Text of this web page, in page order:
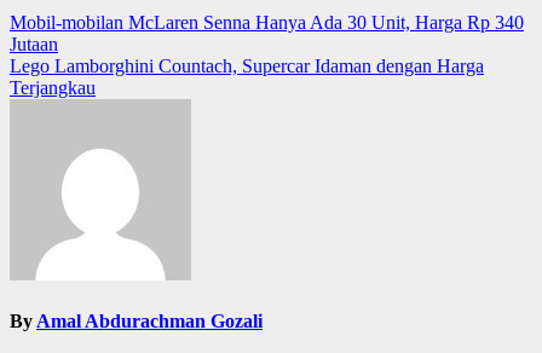
Navigasi
pos
Mobil-mobilan McLaren Senna Hanya Ada 30 Unit, Harga Rp 340
Jutaan
Lego Lamborghini Countach, Supercar Idaman dengan Harga
Terjangkau
By Amal Abdurachman Gozali